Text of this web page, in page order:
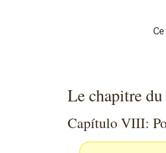
Le chapitre
Capítulo VIII: